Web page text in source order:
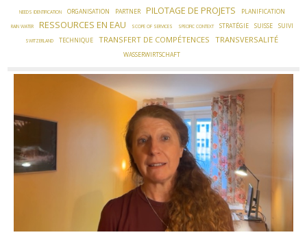
NEEDS IDENTIFICATION ORGANISATION PARTNER PILOTAGE DE PROJETS PLANIFICATION
RAIN WATER RESSOURCES EN EAU SCOPE OF SERVICES SPECIFIC CONTEXT STRATÉGIE SUISSE SUIVI
SWITZERLAND TECHNIQUE TRANSFERT DE COMPÉTENCES TRANSVERSALITÉ
WASSERWIRTSCHAFT